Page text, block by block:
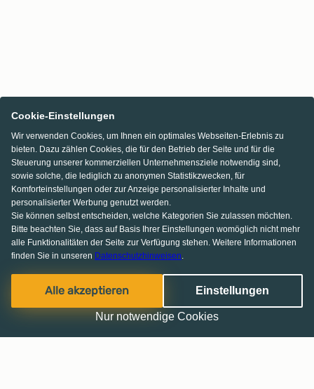
Cookie-Einstellungen
Wir verwenden Cookies, um Ihnen ein optimales Webseiten-Erlebnis zu
bieten. Dazu zählen Cookies, die für den Betrieb der Seite und für die
Steuerung unserer kommerziellen Unternehmensziele notwendig sind,
sowie solche, die lediglich zu anonymen Statistikzwecken, für
Komforteinstellungen oder zur Anzeige personalisierter Inhalte und
personalisierter Werbung genutzt werden.
Sie können selbst entscheiden, welche Kategorien Sie zulassen möchten.
Bitte beachten Sie, dass auf Basis Ihrer Einstellungen womöglich nicht mehr
alle Funktionalitäten der Seite zur Verfügung stehen. Weitere Informationen
finden Sie in unseren Datenschutzhinweisen.
Alle akzeptieren Einstellungen
Nur notwendige Cookies